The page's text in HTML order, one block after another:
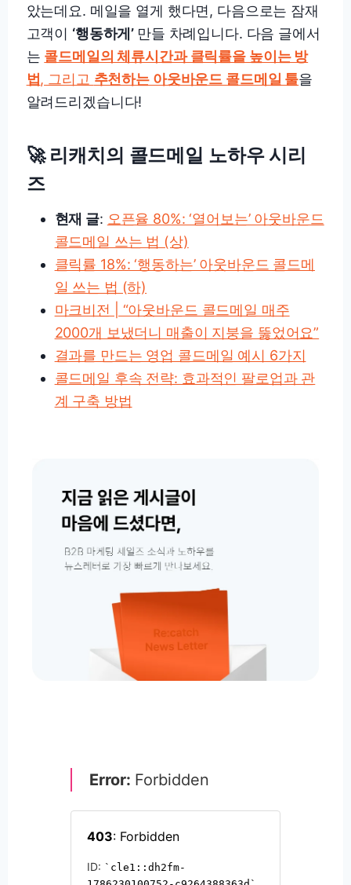
았는데요. 메일을 열게 했다면, 다음으로는 잠재
고객이 ‘행동하게’ 만들 차례입니다. 다음 글에서
는 콜드메일의 체류시간과 클릭률을 높이는 방
법, 그리고 추천하는 아웃바운드 콜드메일 툴을
알려드리겠습니다!
🚀 리캐치의 콜드메일 노하우 시리
즈
현재 글: 오픈율 80%: ‘열어보는’ 아웃바운드
콜드메일 쓰는 법 (상)
클릭률 18%: ‘행동하는’ 아웃바운드 콜드메
일 쓰는 법 (하)
마크비전 | “아웃바운드 콜드메일 매주
2000개 보냈더니 매출이 지붕을 뚫었어요”
결과를 만드는 영업 콜드메일 예시 6가지
콜드메일 후속 전략: 효과적인 팔로업과 관
계 구축 방법